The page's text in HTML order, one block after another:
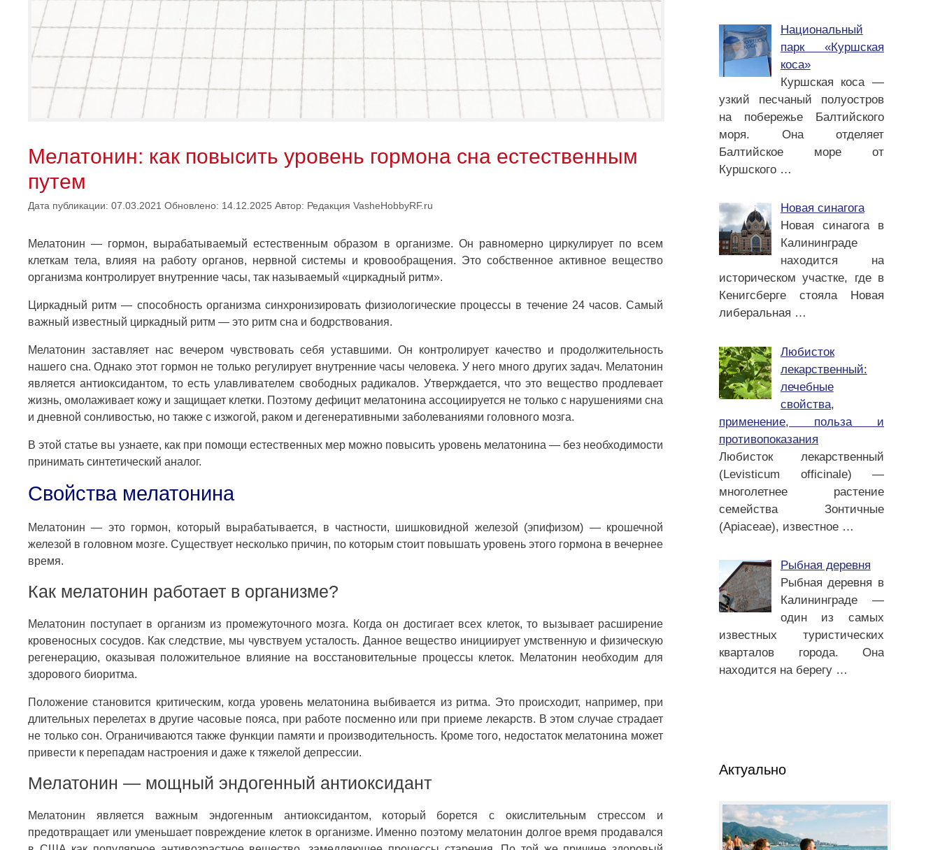
Мелатонин: как повысить уровень гормона сна естественным
путем
Дата публикации: 07.03.2021 Обновлено: 14.12.2025 Автор: Редакция VasheHobbyRF.ru
Мелатонин — гормон, вырабатываемый естественным образом в организме. Он равномерно циркулирует по всем
клеткам тела, влияя на работу органов, нервной системы и кровообращения. Это собственное активное вещество
организма контролирует внутренние часы, так называемый «циркадный ритм».
Циркадный ритм — способность организма синхронизировать физиологические процессы в течение 24 часов. Самый
важный известный циркадный ритм — это ритм сна и бодрствования.
Мелатонин заставляет нас вечером чувствовать себя уставшими. Он контролирует качество и продолжительность
нашего сна. Однако этот гормон не только регулирует внутренние часы человека. У него много других задач. Мелатонин
является антиоксидантом, то есть улавливателем свободных радикалов. Утверждается, что это вещество продлевает
жизнь, омолаживает кожу и защищает клетки. Поэтому дефицит мелатонина ассоциируется не только с нарушениями сна
и дневной сонливостью, но также с изжогой, раком и дегенеративными заболеваниями головного мозга.
В этой статье вы узнаете, как при помощи естественных мер можно повысить уровень мелатонина — без необходимости
принимать синтетический аналог.
Свойства мелатонина
Мелатонин — это гормон, который вырабатывается, в частности, шишковидной железой (эпифизом) — крошечной
железой в головном мозге. Существует несколько причин, по которым стоит повышать уровень этого гормона в вечернее
время.
Как мелатонин работает в организме?
Мелатонин поступает в организм из промежуточного мозга. Когда он достигает всех клеток, то вызывает расширение
кровеносных сосудов. Как следствие, мы чувствуем усталость. Данное вещество инициирует умственную и физическую
регенерацию, оказывая положительное влияние на восстановительные процессы клеток. Мелатонин необходим для
здорового биоритма.
Положение становится критическим, когда уровень мелатонина выбивается из ритма. Это происходит, например, при
длительных перелетах в другие часовые пояса, при работе посменно или при приеме лекарств. В этом случае страдает
не только сон. Ограничиваются также функции памяти и производительность. Кроме того, недостаток мелатонина может
привести к перепадам настроения и даже к тяжелой депрессии.
Мелатонин — мощный эндогенный антиоксидант
Мелатонин является важным эндогенным антиоксидантом, который борется с окислительным стрессом и
предотвращает или уменьшает повреждение клеток в организме. Именно поэтому мелатонин долгое время продавался
Национальный
парк «Куршская
коса»
Куршская коса —
узкий песчаный полуостров
на побережье Балтийского
моря. Она отделяет
Балтийское море от
Куршского …
Новая синагога
Новая синагога в
Калининграде
находится на
историческом участке, где в
Кенигсберге стояла Новая
либеральная …
Любисток
лекарственный:
лечебные
свойства,
применение, польза и
противопоказания
Любисток лекарственный
(Levisticum officinale) —
многолетнее растение
семейства Зонтичные
(Apiaceae), известное …
Рыбная деревня
Рыбная деревня в
Калининграде —
один из самых
известных туристических
кварталов города. Она
находится на берегу …
Актуально